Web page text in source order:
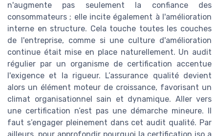
n'augmente pas seulement la confiance des
consommateurs ; elle incite également à l'amélioration
interne en structure. Cela touche toutes les couches
de l'entreprise, comme si une culture d'amélioration
continue était mise en place naturellement. Un audit
régulier par un organisme de certification accentue
l'exigence et la rigueur. L’assurance qualité devient
alors un élément moteur de croissance, favorisant un
climat organisationnel sain et dynamique. Aller vers
une certification n’est pas une démarche mineure. Il
faut s’engager pleinement dans cet audit qualité. Par